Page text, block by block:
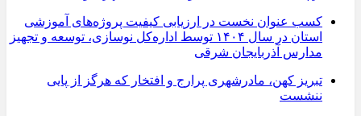
کسب عنوان نخست در ارزیابی کیفیت پروژه‌های آموزشی
استان در سال ۱۴۰۴ توسط اداره‌کل نوسازی، توسعه و تجهیز
مدارس آذربایجان شرقی
تبریز کهن، مادرشهری پرارج و افتخار که هرگز از پایی
ننشست